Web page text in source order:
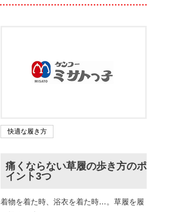
快適な履き方
痛くならない草履の歩き方のポ
イント3つ
着物を着た時、浴衣を着た時…。草履を履